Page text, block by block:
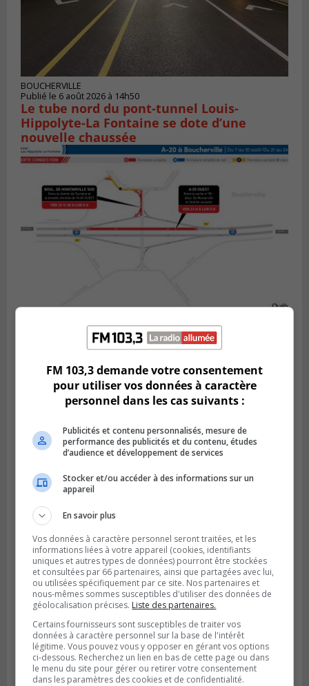
BOUCHERVILLE
Publié le 6 août 2026 à 14h50
Le tube nord du pont-tunnel Louis-
Hippolyte-La Fontaine se dote d’une
nouvelle chaussée
Publié le 5 août 2026 à 15h25
Le MTMD annonce des fermetures sur
VIEUX-LONGUEUIL
Publié le 31 juillet 2026 à 14h20
Le RTL dévoile sa nouvelle flotte de
transport adapté
FM 103,3 demande votre consentement
pour utiliser vos données à caractère
personnel dans les cas suivants :
Publicités et contenu personnalisés, mesure de
performance des publicités et du contenu, études
d’audience et développement de services
Stocker et/ou accéder à des informations sur un
appareil
En savoir plus
Vos données à caractère personnel seront traitées, et les
informations liées à votre appareil (cookies, identifiants
uniques et autres types de données) pourront être stockées
et consultées par 66 partenaires, ainsi que partagées avec lui,
ou utilisées spécifiquement par ce site. Nos partenaires et
nous-mêmes sommes susceptibles d'utiliser des données de
géolocalisation précises. Liste des partenaires.
Certains fournisseurs sont susceptibles de traiter vos
données à caractère personnel sur la base de l'intérêt
légitime. Vous pouvez vous y opposer en gérant vos options
ci-dessous. Recherchez un lien en bas de cette page ou dans
le menu du site pour gérer ou retirer votre consentement
dans les paramètres des cookies et de confidentialité.